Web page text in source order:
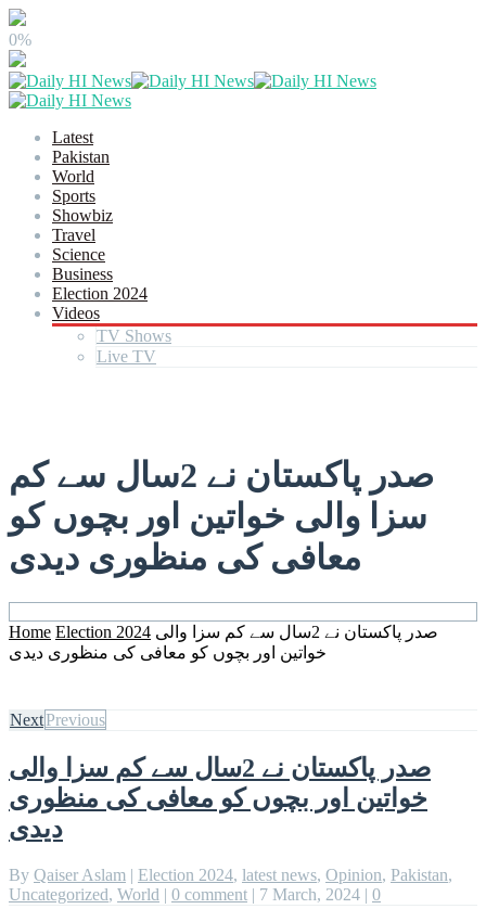
0%
Latest
Pakistan
World
Sports
Showbiz
Travel
Science
Business
Election 2024
Videos
TV Shows
Live TV
صدر پاکستان نے 2سال سے کم
سزا والی خواتین اور بچوں کو
معافی کی منظوری دیدی
Home Election 2024 صدر پاکستان نے 2سال سے کم سزا والی
خواتین اور بچوں کو معافی کی منظوری دیدی
NextPrevious
صدر پاکستان نے 2سال سے کم سزا والی
خواتین اور بچوں کو معافی کی منظوری
دیدی
By Qaiser Aslam | Election 2024, latest news, Opinion, Pakistan,
Uncategorized, World | 0 comment | 7 March, 2024 | 0